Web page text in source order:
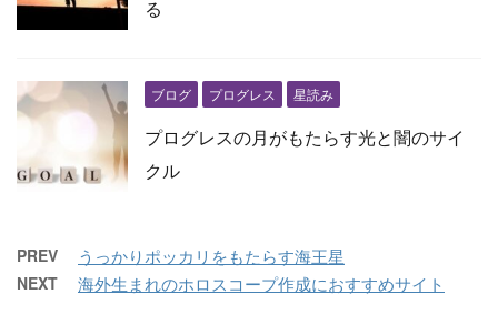
る
ブログ プログレス 星読み
プログレスの月がもたらす光と闇のサイ
クル
PREV うっかりポッカリをもたらす海王星
NEXT 海外生まれのホロスコープ作成におすすめサイト